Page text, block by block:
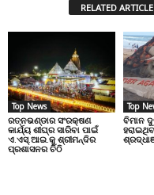
RELATED
Top News
ରତ୍ନଭଣ୍ଡାର ସଂରକ୍ଷଣ
କାର୍ଯ୍ୟ ଶୀଘ୍ର ସାରିବା ପାଇଁ
ଏ.ଏସ୍.ଆଇ.କୁ ଶ୍ରୀମନ୍ଦିର
ପ୍ରଶାସନର ଚିଠି
Top
ବିମାନ